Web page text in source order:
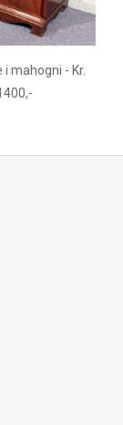
i mahogni - Kr.